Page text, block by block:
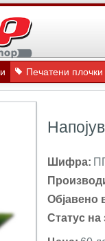
Печатени
Шифра:
Објавено
Статус на